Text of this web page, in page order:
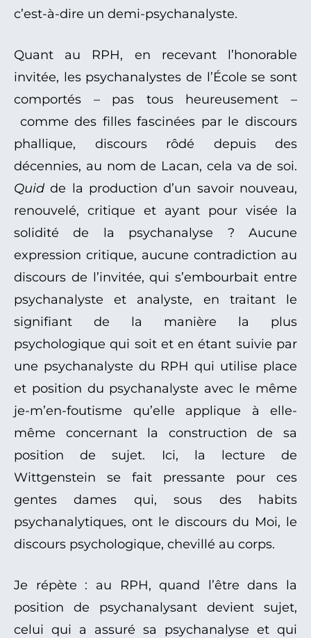
c’est-à-dire un demi-psychanalyste.
Quant au RPH, en recevant l’honorable
invitée, les psychanalystes de l’École se sont
comportés – pas tous heureusement –
comme des filles fascinées par le discours
phallique, discours rôdé depuis des
décennies, au nom de Lacan, cela va de soi.
Quid de la production d’un savoir nouveau,
renouvelé, critique et ayant pour visée la
solidité de la psychanalyse ? Aucune
expression critique, aucune contradiction au
discours de l’invitée, qui s’embourbait entre
psychanalyste et analyste, en traitant le
signifiant de la manière la plus
psychologique qui soit et en étant suivie par
une psychanalyste du RPH qui utilise place
et position du psychanalyste avec le même
je-m’en-foutisme qu’elle applique à elle-
même concernant la construction de sa
position de sujet. Ici, la lecture de
Wittgenstein se fait pressante pour ces
gentes dames qui, sous des habits
psychanalytiques, ont le discours du Moi, le
discours psychologique, chevillé au corps.
Je répète : au RPH, quand l’être dans la
position de psychanalysant devient sujet,
celui qui a assuré sa psychanalyse et qui